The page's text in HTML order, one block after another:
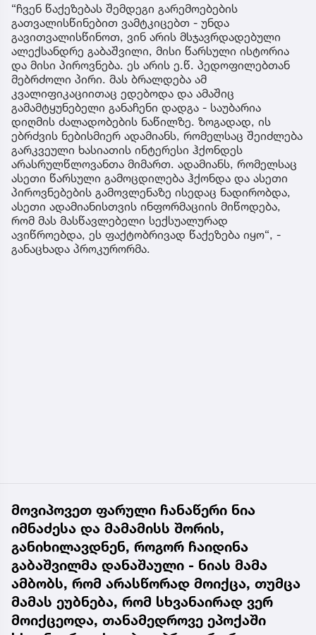
“ჩვენ წაქეზებას შემდეგი გარემოებების
გათვალისწინებით ვამტკიცებთ - უნდა
გავითვალისწინოთ, ვინ არის მსჯავრდადებული
ალექსანდრე გაბაშვილი, მისი წარსული ისტორია
და მისი პიროვნება. ეს არის ე.წ. პედოფილებთან
მებრძოლი პირი. მას ბრალდება ამ
კვალიფიკაციითაც ედებოდა და ამაშიც
გამამტყუნებელი განაჩენი დადგა - საუბარია
დიღმის ძალადობების ნაწილზე. ზოგადად, ის
ებრძვის ნებისმიერ ადამიანს, რომელსაც შეიძლება
გარკვეული ხასიათის ინტერესი ჰქონდეს
არასრულწლოვანთა მიმართ. ადამიანს, რომელსაც
ასეთი წარსული გამოცდილება ჰქონდა და ასეთი
პიროვნებების გამოვლენაზე ისედაც ნადირობდა,
ასეთი ადამიანისთვის ინფორმაციის მიწოდება,
რომ მას მასწავლებელი სექსუალურად
ავიწროებდა, ეს ფაქტობრივად წაქეზება იყო“, -
განაცხადა პროკურორმა.
მოვიპოვეთ ფარული ჩანაწერი ნია
იმნაძესა და მამამისს შორის,
განიხილავდნენ, როგორ ჩაიდინა
გაბაშვილმა დანაშაული - ნიას მამა
ამბობს, რომ არასწორად მოიქცა, თუმცა
მამას ეუბნება, რომ სხვანაირად ვერ
მოიქცეოდა, თანამედროვე ეპოქაში